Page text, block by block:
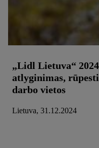
„Lidl Lietuva“
atlyginimas,
darbo vietos
Lietuva, 31.12.2024